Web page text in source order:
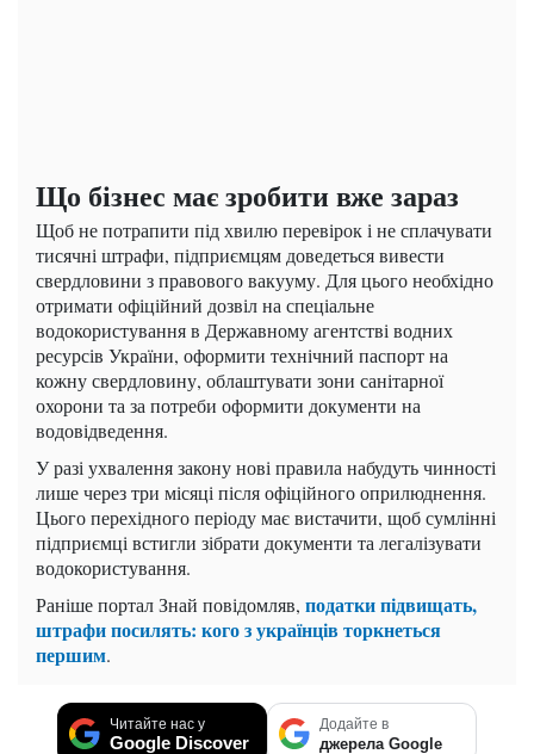
Що бізнес має зробити вже зараз
Щоб не потрапити під хвилю перевірок і не сплачувати
тисячні штрафи, підприємцям доведеться вивести
свердловини з правового вакууму. Для цього необхідно
отримати офіційний дозвіл на спеціальне
водокористування в Державному агентстві водних
ресурсів України, оформити технічний паспорт на
кожну свердловину, облаштувати зони санітарної
охорони та за потреби оформити документи на
водовідведення.
У разі ухвалення закону нові правила набудуть чинності
лише через три місяці після офіційного оприлюднення.
Цього перехідного періоду має вистачити, щоб сумлінні
підприємці встигли зібрати документи та легалізувати
водокористування.
Раніше портал Знай повідомляв, податки підвищать,
штрафи посилять: кого з українців торкнеться
першим.
Читайте нас у
Google Discover
Додайте в
джерела Google